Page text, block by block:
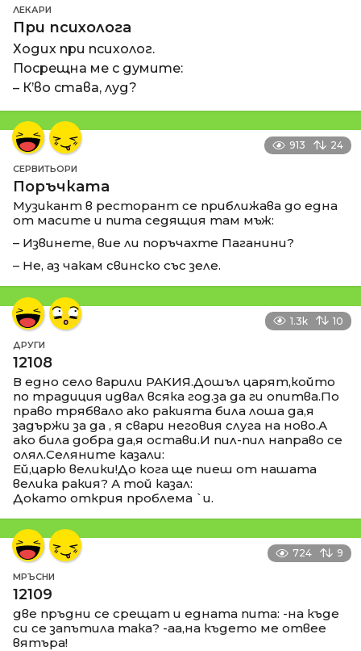
ЛЕКАРИ
При психолога
Ходих при психолог.
Посрещна ме с думите:
– К’во става, луд?
913 24
СЕРВИТЬОРИ
Поръчката
Музикант в ресторант се приближава до една
от масите и пита седящия там мъж:
– Извинете, вие ли поръчахте Паганини?
– Не, аз чакам свинско със зеле.
1.3k 10
ДРУГИ
12108
В едно село варили РАКИЯ.Дошъл царят,който
по традиция идвал всяка год.за да ги опитва.По
право трябвало ако ракията била лоша да,я
задържи за да , я свари неговия слуга на ново.А
ако била добра да,я остави.И пил-пил направо се
олял.Селяните казали:
Ей,царю велики!До кога ще пиеш от нашата
велика ракия? А той казал:
Докато открия проблема `и.
724 9
МРЪСНИ
12109
две пръдни се срещат и едната пита: -на къде
си се запътила така? -аа,на където ме отвее
вятъра!